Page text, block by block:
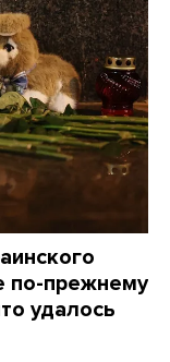
по-прежнему
удалось